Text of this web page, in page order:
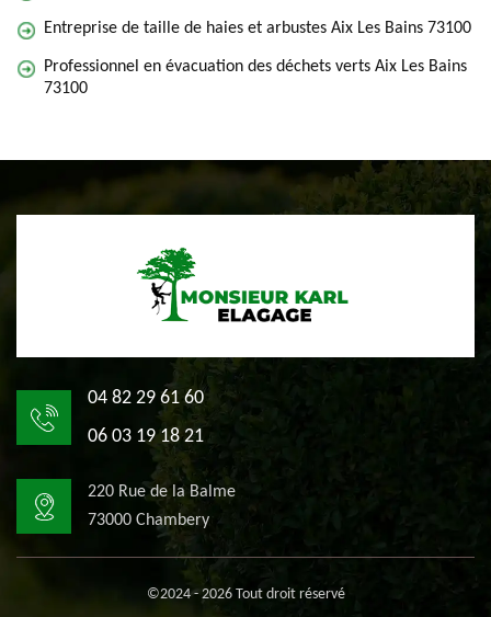
Entreprise de taille de haies et arbustes Aix Les Bains 73100
Professionnel en évacuation des déchets verts Aix Les Bains
73100
04 82 29 61 60
06 03 19 18 21
220 Rue de la Balme
73000 Chambery
©2024 - 2026 Tout droit réservé